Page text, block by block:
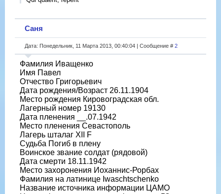
Саня
Дата: Понедельник, 11 Марта 2013, 00:40:04 | Сообщение # 2
Фамилия Иващенко
Имя Павел
Отчество Григорьевич
Дата рождения/Возраст 26.11.1904
Место рождения Кировоградская обл.
Лагерный номер 19130
Дата пленения __.07.1942
Место пленения Севастополь
Лагерь шталаг XII F
Судьба Погиб в плену
Воинское звание солдат (рядовой)
Дата смерти 18.11.1942
Место захоронения Иоханнис-Рорбах
Фамилия на латинице Iwaschtschenko
Название источника информации ЦАМО